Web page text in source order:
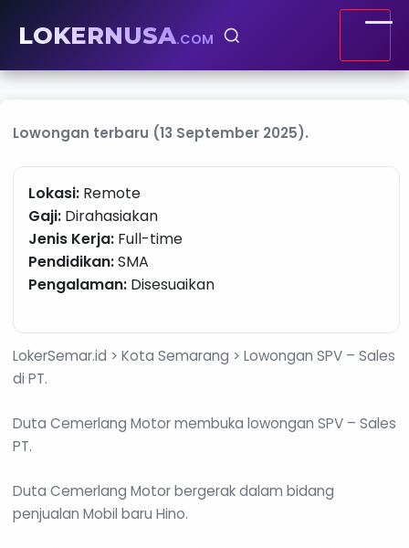
LOKERNUSA.COM
Lowongan terbaru (13 September 2025).
Lokasi: Remote
Gaji: Dirahasiakan
Jenis Kerja: Full-time
Pendidikan:SMA
Pengalaman: Disesuaikan
LokerSemar.id > Kota Semarang > Lowongan SPV – Sales
di PT.
Duta Cemerlang Motor membuka lowongan SPV – Sales
PT.
Duta Cemerlang Motor bergerak dalam bidang
penjualan Mobil baru Hino.